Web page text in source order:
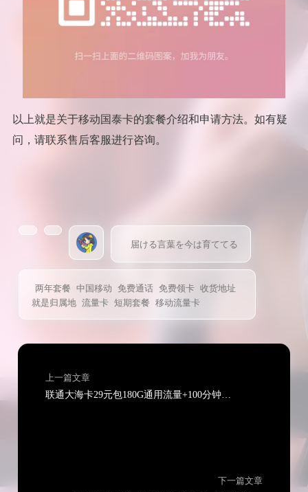
以上就是关于移动国泰卡的套餐介绍和申请方法。如有疑
问，请联系售后客服进行咨询。
届ける言葉を今は育ててる
两年套餐 中国移动 免费通话 免费领卡 收货地址
就是归属地 流量卡 短期套餐 移动流量卡
上一篇文章
联通大海卡29元包180G通用流量+100分钟通话
下一篇文章